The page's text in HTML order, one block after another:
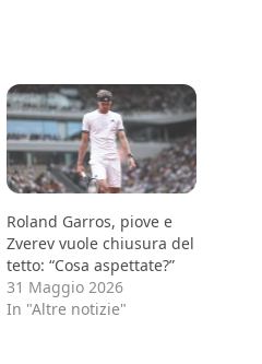
Roland Garros, piove e
Zverev vuole chiusura del
tetto: “Cosa aspettate?”
31 Maggio 2026
In "Altre notizie"